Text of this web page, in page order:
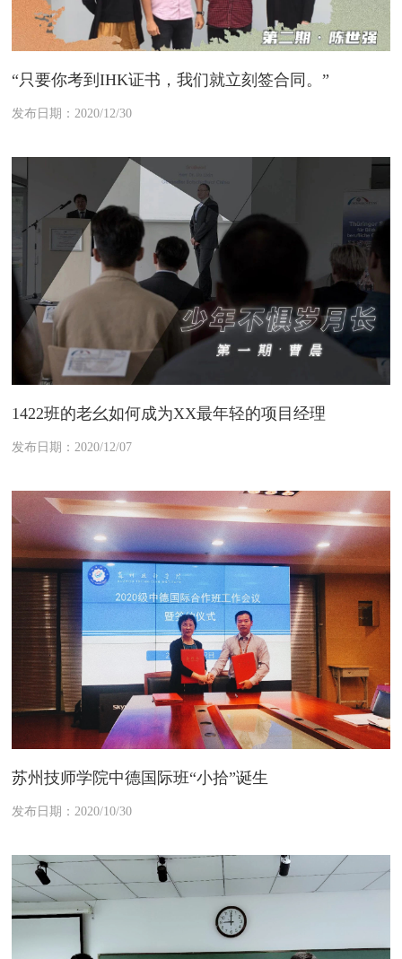
“只要你考到IHK证书，我们就立刻签合同。”
发布日期：2020/12/30
1422班的老幺如何成为XX最年轻的项目经理
发布日期：2020/12/07
苏州技师学院中德国际班“小拾”诞生
发布日期：2020/10/30